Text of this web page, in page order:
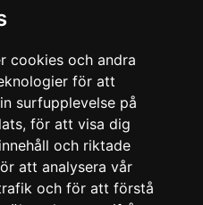
cookies och andra
för att
surfupplevelse på
för att visa dig
och riktade
att analysera vår
och för att förstå
Fyll i din mailadress nedan!